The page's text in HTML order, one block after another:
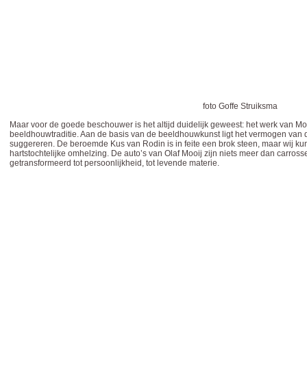
foto Goffe Struiksma
Maar voor de goede beschouwer is het altijd duidelijk geweest: het werk van
beeldhouwtraditie. Aan de basis van de beeldhouwkunst ligt het vermogen
suggereren. De beroemde Kus van Rodin is in feite een brok steen, maar wij
hartstochtelijke omhelzing. De auto’s van Olaf Mooij zijn niets meer dan
getransformeerd tot persoonlijkheid, tot levende materie.